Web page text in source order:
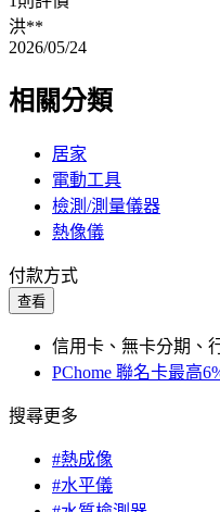
洪**
2026/05/24
相關分類
居家
電動工具
檢測/測量儀器
熱像儀
付款方式
查看
信用卡、無卡分期、
PChome 聯名卡最高
搜尋更多
#熱成像
#水平儀